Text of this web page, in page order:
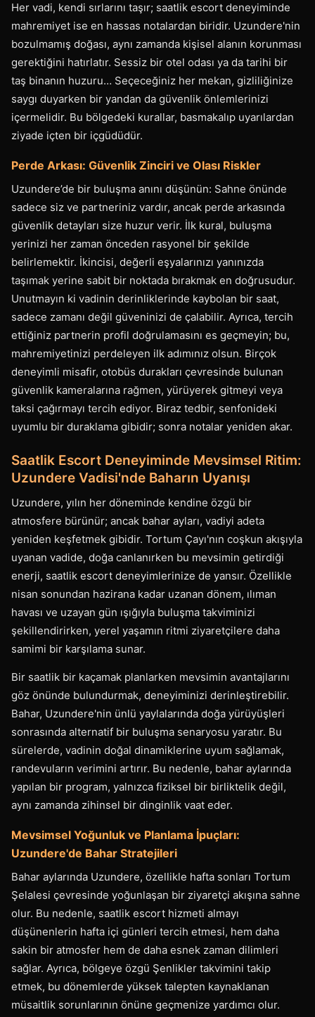
Her vadi, kendi sırlarını taşır; saatlik escort deneyiminde
mahremiyet ise en hassas notalardan biridir. Uzundere'nin
bozulmamış doğası, aynı zamanda kişisel alanın korunması
gerektiğini hatırlatır. Sessiz bir otel odası ya da tarihi bir
taş binanın huzuru… Seçeceğiniz her mekan, gizliliğinize
saygı duyarken bir yandan da güvenlik önlemlerinizi
içermelidir. Bu bölgedeki kurallar, basmakalıp uyarılardan
ziyade içten bir içgüdüdür.
Perde Arkası: Güvenlik Zinciri ve Olası Riskler
Uzundere’de bir buluşma anını düşünün: Sahne önünde
sadece siz ve partneriniz vardır, ancak perde arkasında
güvenlik detayları size huzur verir. İlk kural, buluşma
yerinizi her zaman önceden rasyonel bir şekilde
belirlemektir. İkincisi, değerli eşyalarınızı yanınızda
taşımak yerine sabit bir noktada bırakmak en doğrusudur.
Unutmayın ki vadinin derinliklerinde kaybolan bir saat,
sadece zamanı değil güveninizi de çalabilir. Ayrıca, tercih
ettiğiniz partnerin profil doğrulamasını es geçmeyin; bu,
mahremiyetinizi perdeleyen ilk adımınız olsun. Birçok
deneyimli misafir, otobüs durakları çevresinde bulunan
güvenlik kameralarına rağmen, yürüyerek gitmeyi veya
taksi çağırmayı tercih ediyor. Biraz tedbir, senfonideki
uyumlu bir duraklama gibidir; sonra notalar yeniden akar.
Saatlik Escort Deneyiminde Mevsimsel Ritim:
Uzundere Vadisi'nde Baharın Uyanışı
Uzundere, yılın her döneminde kendine özgü bir
atmosfere bürünür; ancak bahar ayları, vadiyi adeta
yeniden keşfetmek gibidir. Tortum Çayı'nın coşkun akışıyla
uyanan vadide, doğa canlanırken bu mevsimin getirdiği
enerji, saatlik escort deneyimlerinize de yansır. Özellikle
nisan sonundan hazirana kadar uzanan dönem, ılıman
havası ve uzayan gün ışığıyla buluşma takviminizi
şekillendirirken, yerel yaşamın ritmi ziyaretçilere daha
samimi bir karşılama sunar.
Bir saatlik bir kaçamak planlarken mevsimin avantajlarını
göz önünde bulundurmak, deneyiminizi derinleştirebilir.
Bahar, Uzundere'nin ünlü yaylalarında doğa yürüyüşleri
sonrasında alternatif bir buluşma senaryosu yaratır. Bu
sürelerde, vadinin doğal dinamiklerine uyum sağlamak,
randevuların verimini artırır. Bu nedenle, bahar aylarında
yapılan bir program, yalnızca fiziksel bir birliktelik değil,
aynı zamanda zihinsel bir dinginlik vaat eder.
Mevsimsel Yoğunluk ve Planlama İpuçları:
Uzundere'de Bahar Stratejileri
Bahar aylarında Uzundere, özellikle hafta sonları Tortum
Şelalesi çevresinde yoğunlaşan bir ziyaretçi akışına sahne
olur. Bu nedenle, saatlik escort hizmeti almayı
düşünenlerin hafta içi günleri tercih etmesi, hem daha
sakin bir atmosfer hem de daha esnek zaman dilimleri
sağlar. Ayrıca, bölgeye özgü Şenlikler takvimini takip
etmek, bu dönemlerde yüksek talepten kaynaklanan
müsaitlik sorunlarının önüne geçmenize yardımcı olur.